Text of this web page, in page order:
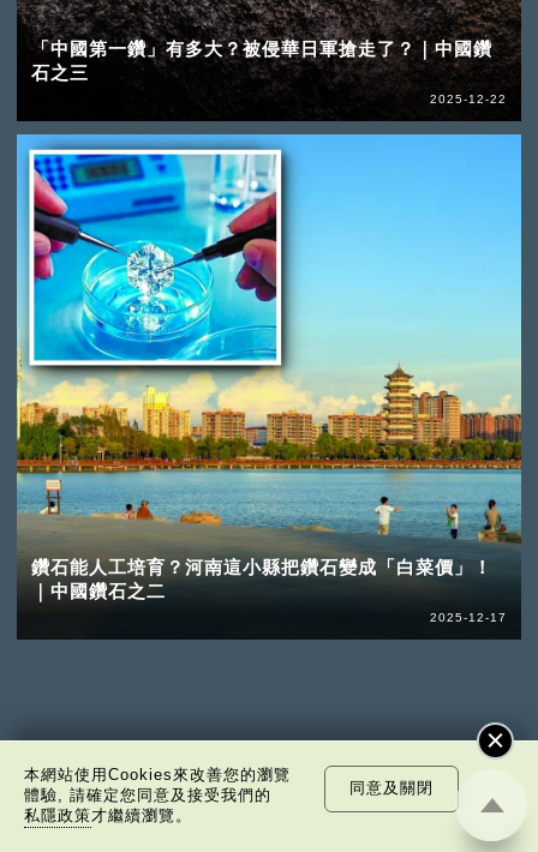
「中國第一鑽」有多大？被侵華日軍搶走了？｜中國鑽
石之三
2025-12-22
鑽石能人工培育？河南這小縣把鑽石變成「白菜價」！
｜中國鑽石之二
2025-12-17
本網站使用Cookies來改善您的瀏覽
體驗, 請確定您同意及接受我們的
私隱政策才繼續瀏覽。
同意及關閉